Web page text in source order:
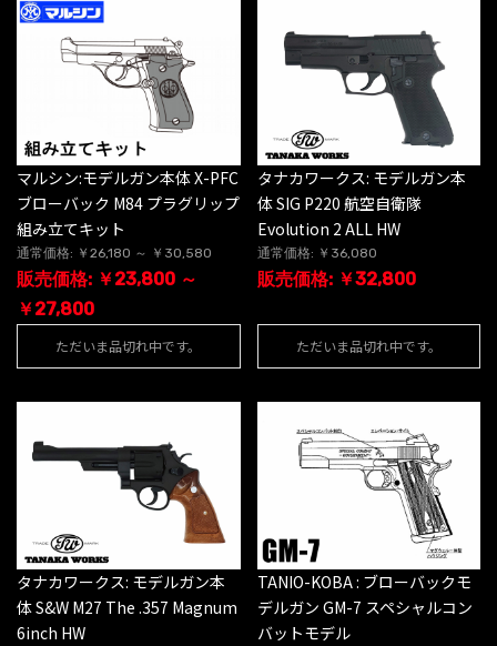
マルシン:モデルガン本体 X-PFC
ブローバック M84 プラグリップ
組み立てキット
通常価格: ￥26,180 ～ ￥30,580
販売価格: ￥23,800 ～
￥27,800
ただいま品切れ中です。
タナカワークス: モデルガン本
体 SIG P220 航空自衛隊
Evolution 2 ALL HW
通常価格: ￥36,080
販売価格: ￥32,800
ただいま品切れ中です。
タナカワークス: モデルガン本
体 S&W M27 The .357 Magnum
6inch HW
TANIO-KOBA : ブローバックモ
デルガン GM-7 スペシャルコン
バットモデル